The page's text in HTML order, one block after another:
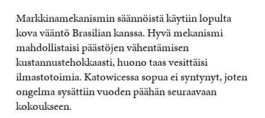
Markkinamekanismin säännöistä käytiin lopulta
kova vääntö Brasilian kanssa. Hyvä mekanismi
mahdollistaisi päästöjen vähentämisen
kustannustehokkaasti, huono taas vesittäisi
ilmastotoimia. Katowicessa sopua ei syntynyt, joten
ongelma sysättiin vuoden päähän seuraavaan
kokoukseen.